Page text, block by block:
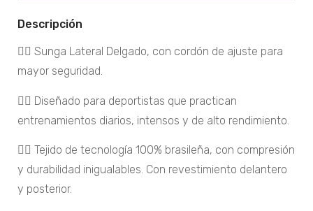
Descripción
🏊‍♂️ Sunga Lateral Delgado, con cordón de ajuste para
mayor seguridad.
🏊‍♂️ Diseñado para deportistas que practican
entrenamientos diarios, intensos y de alto rendimiento.
🏊‍♂️ Tejido de tecnología 100% brasileña, con compresión
y durabilidad inigualables. Con revestimiento delantero
y posterior.